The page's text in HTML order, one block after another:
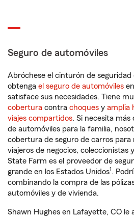
Seguro de automóviles
Abróchese el cinturón de
obtenga el seguro de automóviles
satisface sus necesidades. Tiene
cobertura contra choques y amplia
viajes compartidos. Si necesita más
de automóviles para la familia,
cobertura de seguro de carros para
viajeros de negocios, coleccionistas
State Farm es el proveedor de
grande en los Estados Unidos1.
combinando la compra de las
automóviles y de vivienda.
Shawn Hughes en Lafayette, CO le